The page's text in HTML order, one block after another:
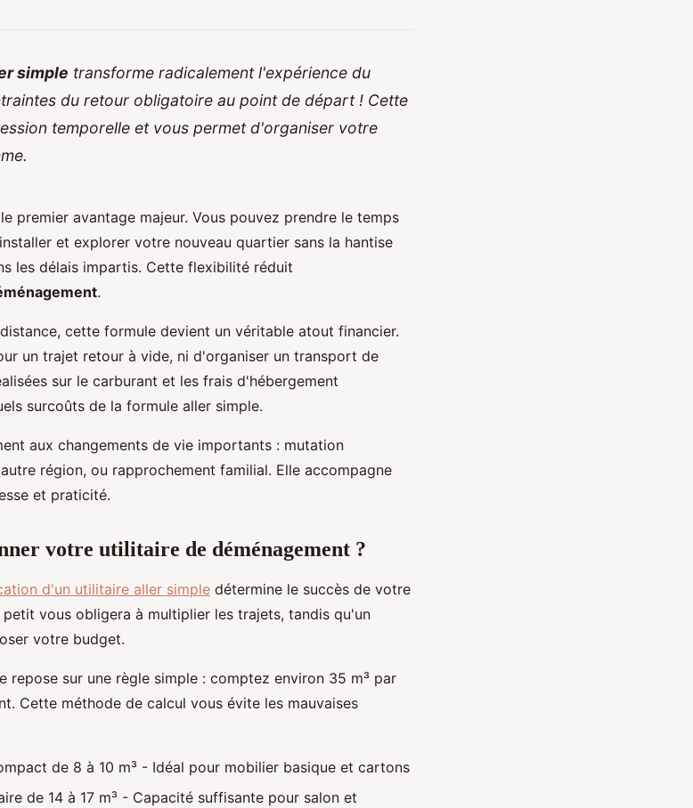
simple transforme radicalement l'expérience du
du retour obligatoire au point de départ ! Cette
temporelle et vous permet d'organiser votre
premier avantage majeur. Vous pouvez prendre le temps
et explorer votre nouveau quartier sans la hantise
les délais impartis. Cette flexibilité réduit
.
cette formule devient un véritable atout financier.
un trajet retour à vide, ni d'organiser un transport de
sur le carburant et les frais d'hébergement
surcoûts de la formule aller simple.
aux changements de vie importants : mutation
région, ou rapprochement familial. Elle accompagne
et praticité.
votre utilitaire de déménagement ?
d'un utilitaire aller simple détermine le succès de votre
vous obligera à multiplier les trajets, tandis qu'un
votre budget.
repose sur une règle simple : comptez environ 35 m³ par
Cette méthode de calcul vous évite les mauvaises
de 8 à 10 m³ - Idéal pour mobilier basique et cartons
de 14 à 17 m³ - Capacité suffisante pour salon et